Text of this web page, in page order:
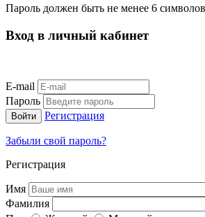
Пароль должен быть не менее 6
Вход в личный кабинет
E-mail
Пароль
Регистрация
Забыли свой пароль?
Регистрация
Имя
Фамилия